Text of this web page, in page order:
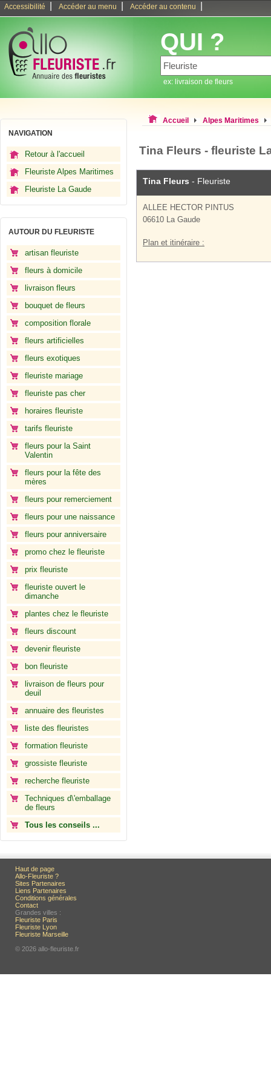
Accessibilité Accéder au menu Accéder au contenu
QUI ?
ex: livraison de fleurs
NAVIGATION
Retour à l'accueil
Fleuriste Alpes Maritimes
Fleuriste La Gaude
AUTOUR DU FLEURISTE
artisan fleuriste
fleurs à domicile
livraison fleurs
bouquet de fleurs
composition florale
fleurs artificielles
fleurs exotiques
fleuriste mariage
fleuriste pas cher
horaires fleuriste
tarifs fleuriste
fleurs pour la Saint
Valentin
fleurs pour la fête des
mères
fleurs pour remerciement
fleurs pour une naissance
fleurs pour anniversaire
promo chez le fleuriste
prix fleuriste
fleuriste ouvert le
dimanche
plantes chez le fleuriste
fleurs discount
devenir fleuriste
bon fleuriste
livraison de fleurs pour
deuil
annuaire des fleuristes
liste des fleuristes
formation fleuriste
grossiste fleuriste
recherche fleuriste
Techniques d\'emballage
de fleurs
Tous les conseils ...
Accueil Alpes Maritimes
Tina Fleurs - fleuriste
Tina Fleurs - Fleuriste
ALLEE HECTOR PINTUS
06610 La Gaude
Plan et itinéraire :
Haut de page
Allo-Fleuriste ?
Sites Partenaires
Liens Partenaires
Conditions générales
Contact
Grandes villes :
Fleuriste Paris
Fleuriste Lyon
Fleuriste Marseille
© 2026 allo-fleuriste.fr